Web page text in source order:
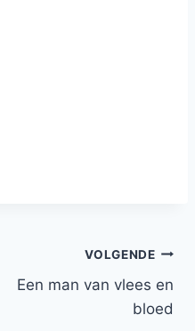
VOLGENDE
Een man van vlees en
bloed